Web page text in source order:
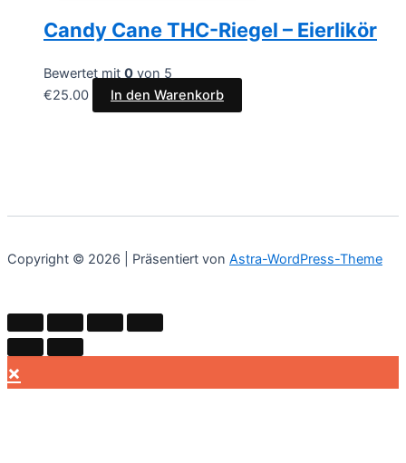
Candy Cane THC-Riegel – Eierlikör
Bewertet mit 0 von 5
€25.00 In den Warenkorb
Copyright © 2026 | Präsentiert von Astra-WordPress-Theme
×